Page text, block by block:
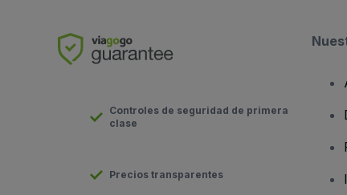
Controles de seguridad de primera
clase
Precios transparentes